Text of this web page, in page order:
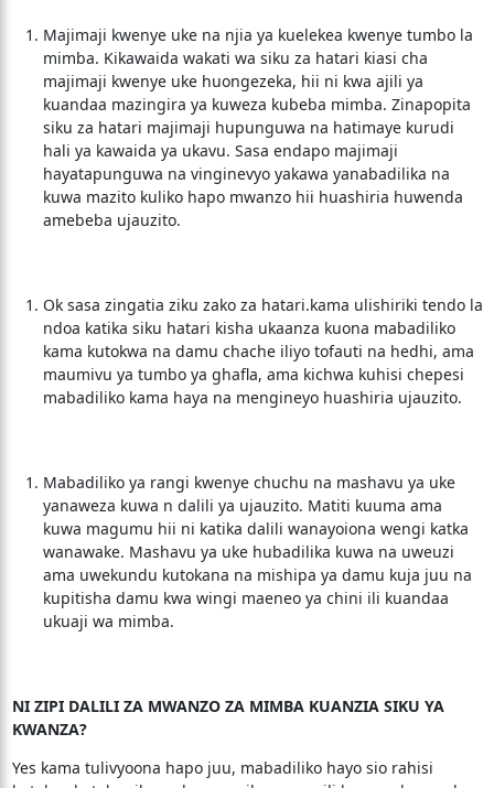
Majimaji kwenye uke na njia ya kuelekea kwenye tumbo la
mimba. Kikawaida wakati wa siku za hatari kiasi cha
majimaji kwenye uke huongezeka, hii ni kwa ajili ya
kuandaa mazingira ya kuweza kubeba mimba. Zinapopita
siku za hatari majimaji hupunguwa na hatimaye kurudi
hali ya kawaida ya ukavu. Sasa endapo majimaji
hayatapunguwa na vinginevyo yakawa yanabadilika na
kuwa mazito kuliko hapo mwanzo hii huashiria huwenda
amebeba ujauzito.
Ok sasa zingatia ziku zako za hatari.kama ulishiriki tendo la
ndoa katika siku hatari kisha ukaanza kuona mabadiliko
kama kutokwa na damu chache iliyo tofauti na hedhi, ama
maumivu ya tumbo ya ghafla, ama kichwa kuhisi chepesi
mabadiliko kama haya na mengineyo huashiria ujauzito.
Mabadiliko ya rangi kwenye chuchu na mashavu ya uke
yanaweza kuwa n dalili ya ujauzito. Matiti kuuma ama
kuwa magumu hii ni katika dalili wanayoiona wengi katka
wanawake. Mashavu ya uke hubadilika kuwa na uweuzi
ama uwekundu kutokana na mishipa ya damu kuja juu na
kupitisha damu kwa wingi maeneo ya chini ili kuandaa
ukuaji wa mimba.
NI ZIPI DALILI ZA MWANZO ZA MIMBA KUANZIA SIKU YA
KWANZA?
Yes kama tulivyoona hapo juu, mabadiliko hayo sio rahisi